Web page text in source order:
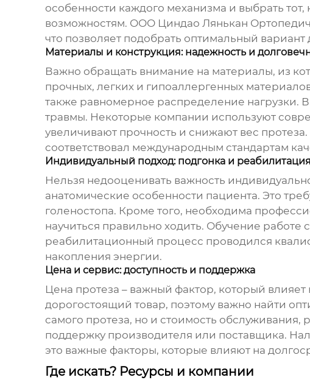
особенности каждого механизма и выбрать
возможностям. ООО Циндао Лянькан
что позволяет подобрать оптимальный
Материалы и конструкция: надежность и
Важно обращать внимание на материалы, из
прочных, легких и гипоаллергенных
также равномерное распределение нагрузки.
травмы. Некоторые компании используют
увеличивают прочность и снижают вес
соответствовал международным стандартам
Индивидуальный подход: подгонка и реабилитация
Нельзя недооценивать важность
анатомические особенности пациента. Это
голеностопа. Кроме того, необходима
научиться правильно ходить. Обучение работе
реабилитационный процесс проводился
накопления энергии.
Цена и сервис: доступность и поддержка
Цена протеза – важный фактор, который
дорогостоящий товар, поэтому важно найти
самого протеза, но и стоимость
поддержку производителя или поставщика.
это важные факторы, которые влияют на
Где искать? Ресурсы и компании